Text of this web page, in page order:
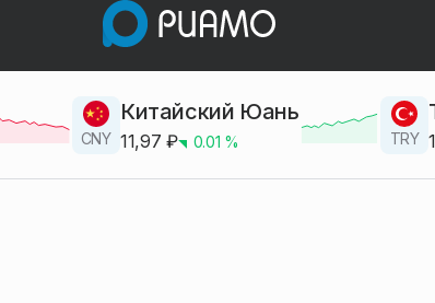
CNY
Китайский Юань
11,97 ₽ 0.01 % TRY